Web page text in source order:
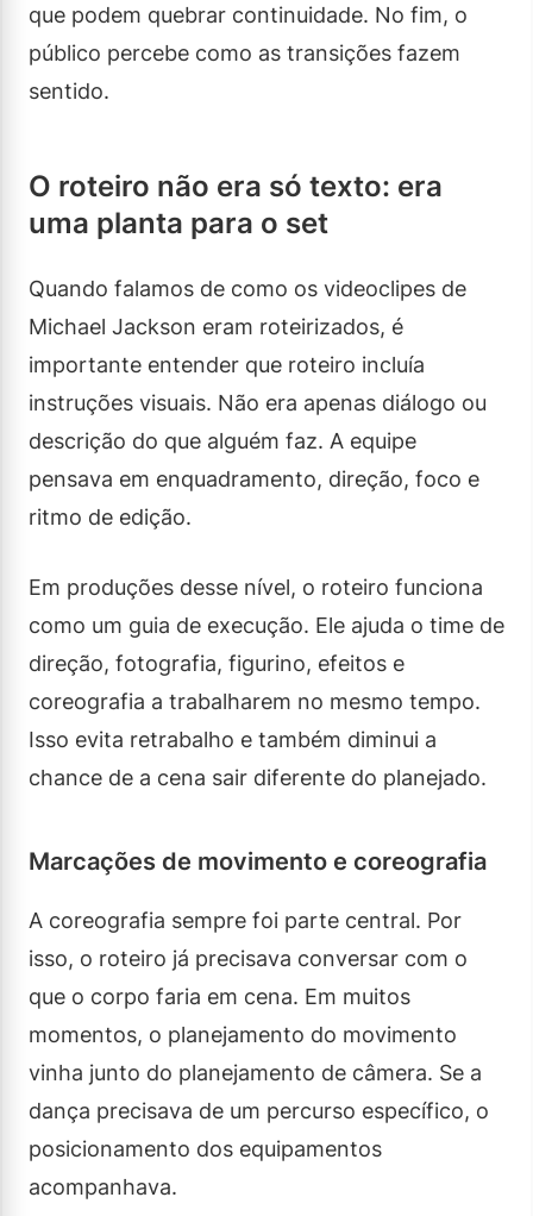
que podem quebrar continuidade. No fim, o
público percebe como as transições fazem
sentido.
O roteiro não era só texto: era
uma planta para o set
Quando falamos de como os videoclipes de
Michael Jackson eram roteirizados, é
importante entender que roteiro incluía
instruções visuais. Não era apenas diálogo ou
descrição do que alguém faz. A equipe
pensava em enquadramento, direção, foco e
ritmo de edição.
Em produções desse nível, o roteiro funciona
como um guia de execução. Ele ajuda o time de
direção, fotografia, figurino, efeitos e
coreografia a trabalharem no mesmo tempo.
Isso evita retrabalho e também diminui a
chance de a cena sair diferente do planejado.
Marcações de movimento e coreografia
A coreografia sempre foi parte central. Por
isso, o roteiro já precisava conversar com o
que o corpo faria em cena. Em muitos
momentos, o planejamento do movimento
vinha junto do planejamento de câmera. Se a
dança precisava de um percurso específico, o
posicionamento dos equipamentos
acompanhava.